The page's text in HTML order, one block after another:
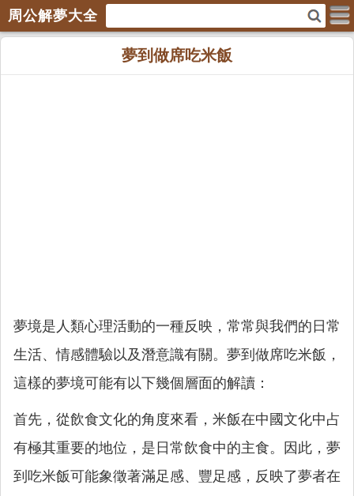
周公解夢大全
夢到做席吃米飯
夢境是人類心理活動的一種反映，常常與我們的日常
生活、情感體驗以及潛意識有關。夢到做席吃米飯，
這樣的夢境可能有以下幾個層面的解讀：
首先，從飲食文化的角度來看，米飯在中國文化中占
有極其重要的地位，是日常飲食中的主食。因此，夢
到吃米飯可能象徵著滿足感、豐足感，反映了夢者在